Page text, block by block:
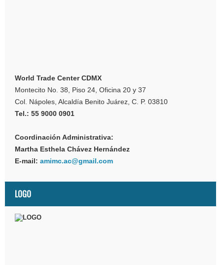
World Trade Center CDMX
Montecito No. 38, Piso 24, Oficina 20 y 37
Col. Nápoles, Alcaldía Benito Juárez, C. P. 03810
Tel.: 55 9000 0901
Coordinación Administrativa:
Martha Esthela Chávez Hernández
E-mail: amimc.ac@gmail.com
LOGO